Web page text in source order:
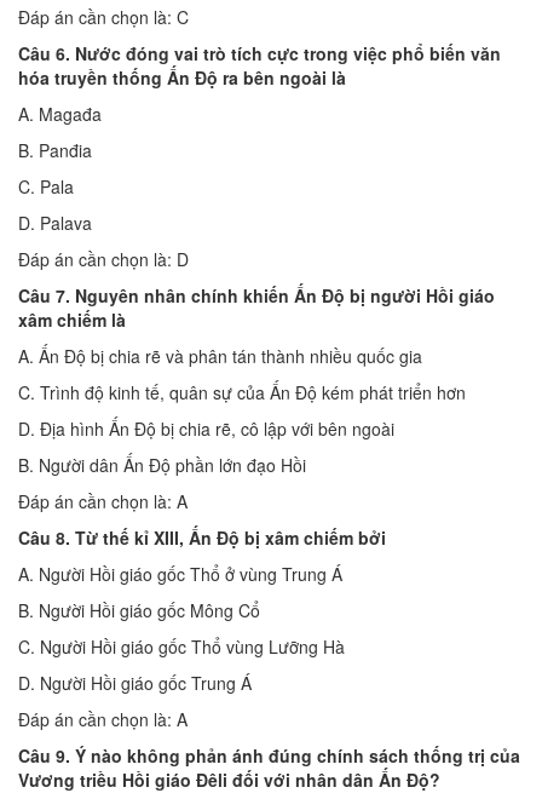
Đáp án cần chọn là: C
Câu 6. Nước đóng vai trò tích cực trong việc phổ biến văn
hóa truyền thống Ấn Độ ra bên ngoài là
A. Magađa
B. Panđia
C. Pala
D. Palava
Đáp án cần chọn là: D
Câu 7. Nguyên nhân chính khiến Ấn Độ bị người Hồi giáo
xâm chiếm là
A. Ấn Độ bị chia rẽ và phân tán thành nhiều quốc gia
C. Trình độ kinh tế, quân sự của Ấn Độ kém phát triển hơn
D. Địa hình Ấn Độ bị chia rẽ, cô lập với bên ngoài
B. Người dân Ấn Độ phần lớn đạo Hồi
Đáp án cần chọn là: A
Câu 8. Từ thế kỉ XIII, Ấn Độ bị xâm chiếm bởi
A. Người Hồi giáo gốc Thổ ở vùng Trung Á
B. Người Hồi giáo gốc Mông Cổ
C. Người Hồi giáo gốc Thổ vùng Lưỡng Hà
D. Người Hồi giáo gốc Trung Á
Đáp án cần chọn là: A
Câu 9. Ý nào không phản ánh đúng chính sách thống trị của
Vương triều Hồi giáo Đêli đối với nhân dân Ấn Độ?